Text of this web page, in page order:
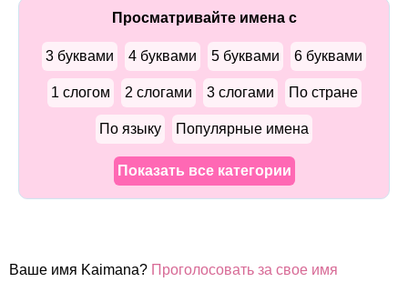
Просматривайте имена с
3 буквами 4 буквами 5 буквами 6 буквами
1 слогом 2 слогами 3 слогами По стране
По языку Популярные имена
Показать все категории
Ваше имя Kaimana? Проголосовать за свое имя